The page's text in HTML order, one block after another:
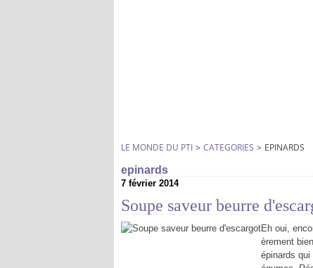
LE MONDE DU PTI > CATEGORIES > EPINARDS
epinards
7 février 2014
Soupe saveur beurre
Eh oui,
èrement
épinards